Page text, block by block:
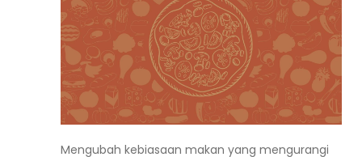
Mengubah kebiasaan makan yang mengurangi